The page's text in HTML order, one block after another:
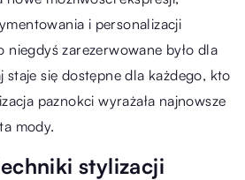
i personalizacji
niegdyś zarezerwowane było dla
staje się dostępne dla każdego, kto
paznokci wyrażała najnowsze
mody.
stylizacji